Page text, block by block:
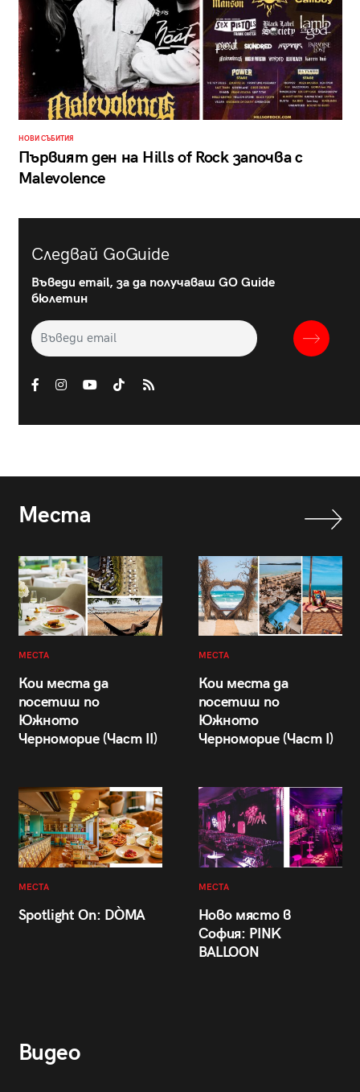
НОВИ СЪБИТИЯ
Първият ден на Hills of Rock започва с
Malevolence
Следвай GoGuide
Въведи email, за да получаваш GO Guide
бюлетин
Места
МЕСТА
Кои места да
посетиш по
Южното
Черноморие (Част II)
МЕСТА
Кои места да
посетиш по
Южното
Черноморие (Част I)
МЕСТА
Spotlight On: DÒMA
МЕСТА
Ново място в
София: PINK
BALLOON
Видео